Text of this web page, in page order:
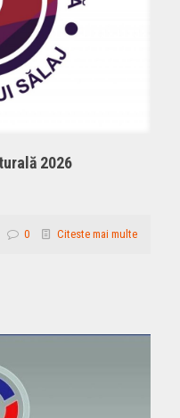
2026
0 Citeste mai multe